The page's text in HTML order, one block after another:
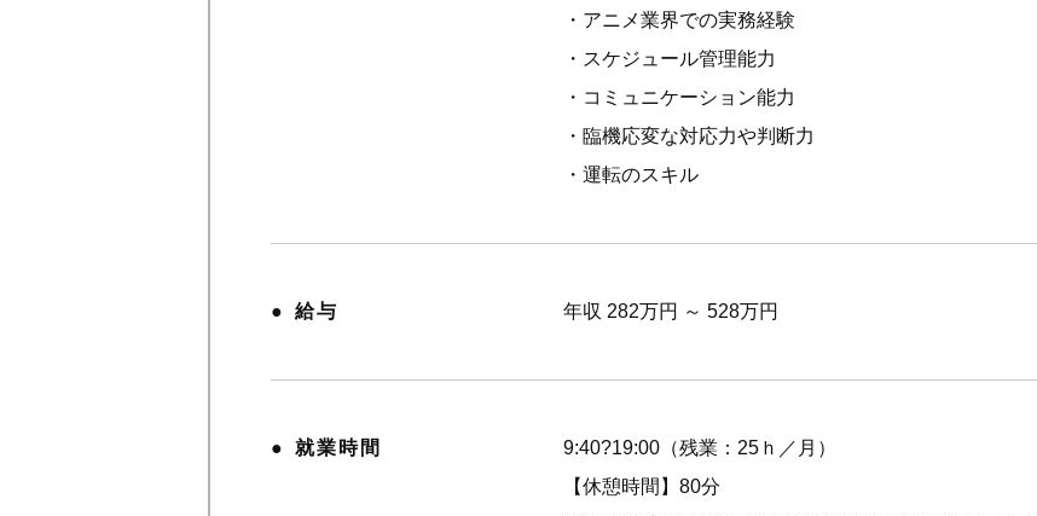
・アニメ業界での実務経験
・スケジュール管理能力
・コミュニケーション能力
・臨機応変な対応力や判断力
・運転のスキル
給与 年収 282万円 ～ 528万円
就業時間
9:40?19:00（残業：25ｈ／月）
【休憩時間】80分